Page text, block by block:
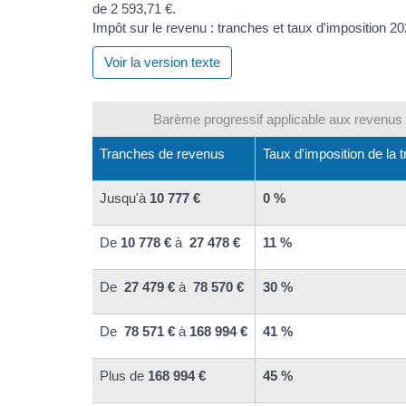
Impôt sur le revenu : tranches et taux d'imposition
Voir la version texte
Barème progressif applicable aux revenus
Tranches de revenus Taux d'imposition de la
Jusqu'à 10 777 € 0 %
De 10 778 € à 27 478 € 11 %
De 27 479 € à 78 570 € 30 %
De 78 571 € à 168 994 € 41 %
Plus de 168 994 € 45 %